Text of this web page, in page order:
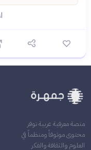
منصة معرفية عربية توفر
محتوى موثوقاً ومنظماً في
العلوم والثقافة والفكر